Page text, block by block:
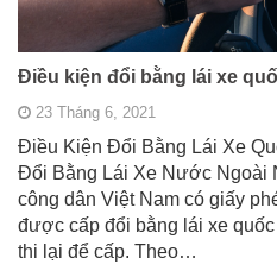
Điều kiện đổi bằng lái xe
23 Tháng 6, 2021
Điều Kiện Đổi Bằng Lái Xe
Đổi Bằng Lái Xe Nước Ngoài
công dân Việt Nam có giấy
được cấp đổi bằng lái xe
thi lại để cấp. Theo…